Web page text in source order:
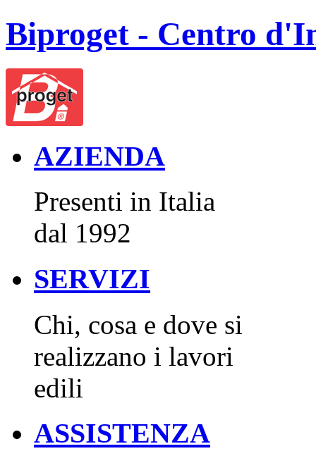
Biproget - Centro
AZIENDA
Presenti in Italia
dal 1992
SERVIZI
Chi, cosa e dove si
realizzano i lavori
edili
ASSISTENZA